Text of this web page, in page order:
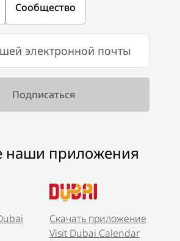
Сообщество
наши приложения
Скачать приложение
Visit Dubai Calendar